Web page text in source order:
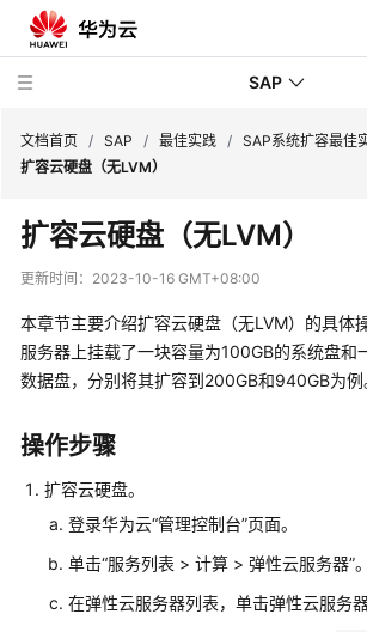
SAP
SAP
技
术
册
SAP
性
树
部
署
南
文档首页 / SAP / 最佳实践 / SAP系统扩容最佳
扩容云硬盘（无LVM）
扩容云硬盘（无LVM）
更新时间： 2023-10-16 GMT+08:00
本章节主要介绍扩容云硬盘（无LVM）的具体
服务器上挂载了一块容量为100GB的系统盘和
数据盘，分别将其扩容到200GB和940GB为例
操作步骤
扩容云硬盘。
登录华为云“管理控制台”页面。
单击“服务列表 > 计算 > 弹性云服务器”。
在弹性云服务器列表，单击弹性云服务器